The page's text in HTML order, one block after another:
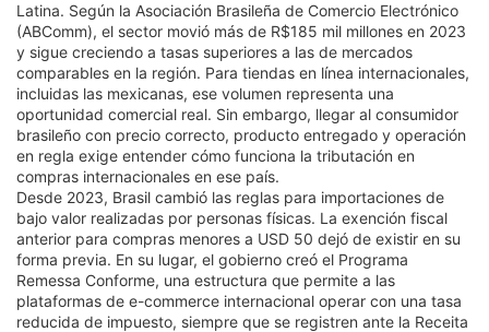
Latina. Según la Asociación Brasileña de Comercio Electrónico
(ABComm), el sector movió más de R$185 mil millones en 2023
y sigue creciendo a tasas superiores a las de mercados
comparables en la región. Para tiendas en línea internacionales,
incluidas las mexicanas, ese volumen representa una
oportunidad comercial real. Sin embargo, llegar al consumidor
brasileño con precio correcto, producto entregado y operación
en regla exige entender cómo funciona la tributación en
compras internacionales en ese país.
Desde 2023, Brasil cambió las reglas para importaciones de
bajo valor realizadas por personas físicas. La exención fiscal
anterior para compras menores a USD 50 dejó de existir en su
forma previa. En su lugar, el gobierno creó el Programa
Remessa Conforme, una estructura que permite a las
plataformas de e-commerce internacional operar con una tasa
reducida de impuesto, siempre que se registren ante la Receita